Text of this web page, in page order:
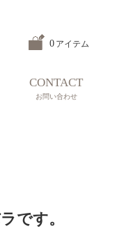
0 アイテム
CONTACT
お問い合わせ
です。